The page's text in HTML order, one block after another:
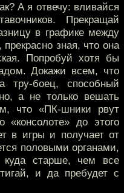
А я отвечу: вливайся
Прекращай
в графике между
зная, что она
Попробуй хотя бы
Докажи всем, что
боец, способный
а не только вешать
что «ПК-шники рвут
«консолоте» до этого
в игры и получает от
половыми органами,
старше, чем все
и да пребудет с